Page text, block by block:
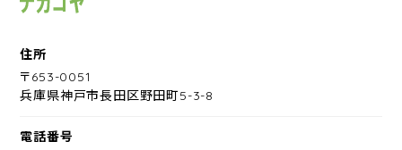
住所
〒653-0051
兵庫県神戸市長田区野田町5-3-8
電話番号